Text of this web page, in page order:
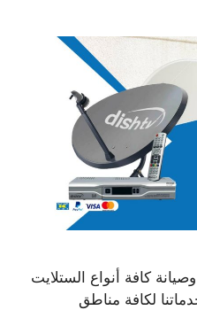
كافة أنواع الستلايت
لكافة مناطق